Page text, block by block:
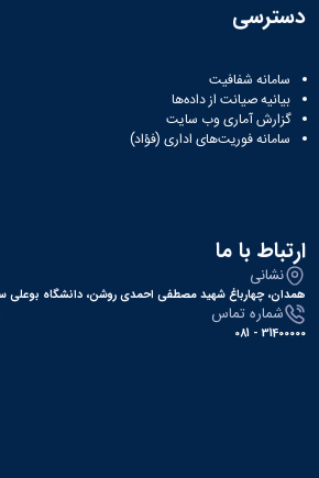
انتشارات
نشر
کتب
مجلات
علمی
فناوری
دسترسی
سامانه شفافیت
بیانیه صیانت از داده‌ها
گزارش آماری وب‌ سایت
سامانه فوریت‌های اداری (فؤاد)
ارتباط با ما
نشانی
همدان، چهارباغ شهید مصطفی احمدی روشن، دانشگاه بوعلی
شماره تماس
31400000 - 081